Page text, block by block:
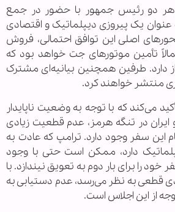
هر دو رئیس جمهور با حضور در جمع
عنوان یک پیروزی دیپلماتیک و اقتصادی
اصلی این توافق احتمالی، فروش
تأمین موتورهای جت خواهد بود که
دارد. طرفین همچنین بیانیه‌ای مشترک
منتشر خواهند کرد.
می‌کند که با توجه به وضعیت ناپایدار
در تنگه هرمز، عدم قطعیت زیادی
این سفر وجود دارد. ترامپ که عادت به
دارد، ممکن است حتی با وجود
را برای بار دوم به تعویق نیندازد. با
قطعی به نظر می‌رسد، عدم دستیابی به
از این اجلاس است.